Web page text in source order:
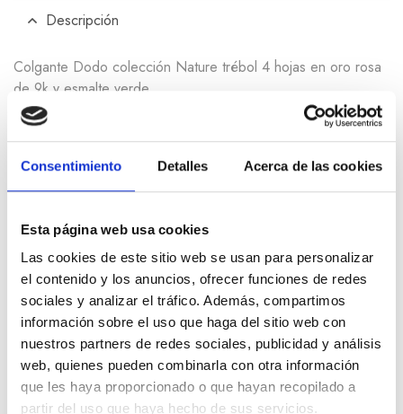
Consentimiento Detalles Acerca de las cookies
Esta página web usa cookies
Las cookies de este sitio web se usan para personalizar
el contenido y los anuncios, ofrecer funciones de redes
sociales y analizar el tráfico. Además, compartimos
información sobre el uso que haga del sitio web con
nuestros partners de redes sociales, publicidad y análisis
web, quienes pueden combinarla con otra información
que les haya proporcionado o que hayan recopilado a
partir del uso que haya hecho de sus servicios.
Descripción
Colgante Dodo colección Nature trébol 4 hojas en oro rosa
de 9k y esmalte verde
Información adicional
Productos relacionados